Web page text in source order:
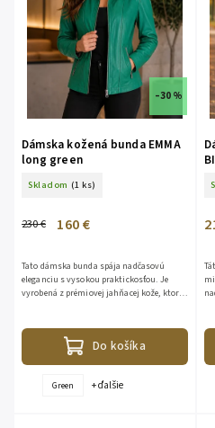
–30 %
Dámska kožená bunda EMMA
long green
Skladom (1 ks)
230 € 160 €
Do košíka
Tato dámska bunda spája nadčasovú
eleganciu s vysokou praktickosťou. Je
vyrobená z prémiovej jahňacej kože, ktorá
Green + ďalšie